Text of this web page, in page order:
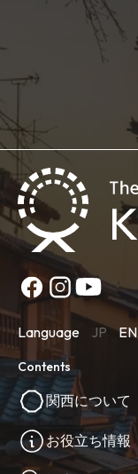
Language JP EN
Contents
関西について
お役立ち情報